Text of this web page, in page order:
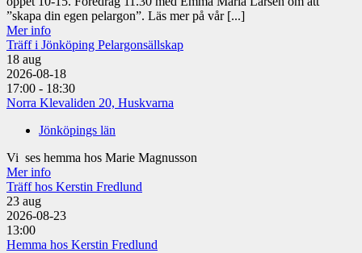
”skapa din egen pelargon”. Läs mer på vår [...]
Mer info
Träff i Jönköping Pelargonsällskap
18 aug
2026-08-18
17:00 - 18:30
Norra Klevaliden 20, Huskvarna
Jönköpings län
Vi ses hemma hos Marie Magnusson
Mer info
Träff hos Kerstin Fredlund
23 aug
2026-08-23
13:00
Hemma hos Kerstin Fredlund